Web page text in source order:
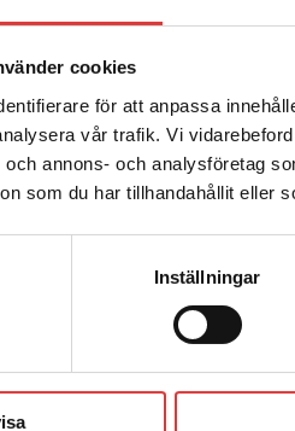
cookies
för att anpassa
vår trafik. Vi
annons- och analysföretag
som du har tillhandahållit eller
Inställningar